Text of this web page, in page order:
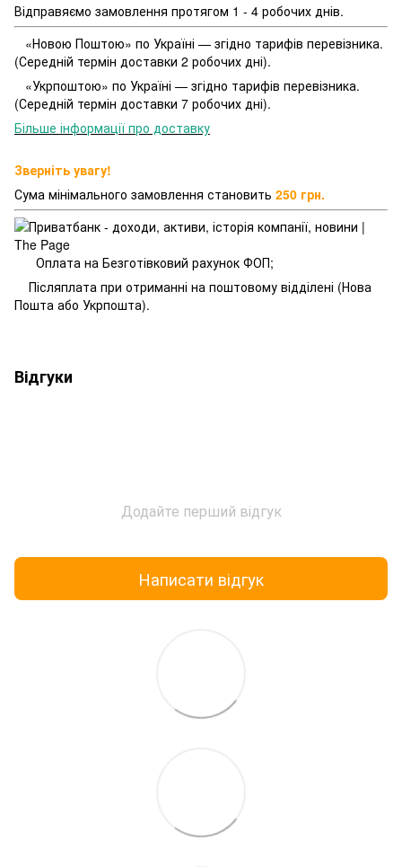
Відправяємо замовлення протягом 1 - 4 робочих днів.
«Новою Поштою» по Україні — згідно тарифів перевізника.
(Середній термін доставки 2 робочих дні).
«Укрпоштою» по Україні — згідно тарифів перевізника.
(Середній термін доставки 7 робочих дні).
Більше інформації про доставку
Зверніть увагу!
Сума мінімального замовлення становить 250 грн.
Оплата на Безготівковий рахунок ФОП;
Післяплата при отриманні на поштовому відділені (Нова
Пошта або Укрпошта).
Відгуки
Додайте перший відгук
Написати відгук